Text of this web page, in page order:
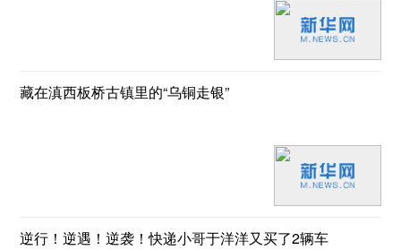
藏在滇西板桥古镇里的“乌铜走银”
逆行！逆遇！逆袭！快递小哥于洋洋又买了2辆车